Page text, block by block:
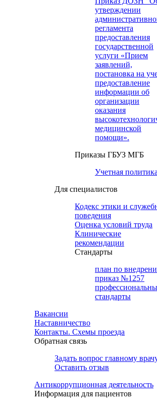
утверждении
регламента
предоставления
государственной
услуги «Прием
заявлений,
постановка на
предоставление
информации об
организации
оказания
медицинской
помощи».
Приказы ГБУЗ МГБ
Учетная политика
Для специалистов
Кодекс этики и
поведения
Оценка условий труда
Клинические
рекомендации
Cтандарты
план по
приказ №1257
стандарты
Вакансии
Наставничество
Контакты. Схемы проезда
Обратная связь
Задать вопрос главному
Оставить отзыв
Антикоррупционная деятельность
Информация для пациентов